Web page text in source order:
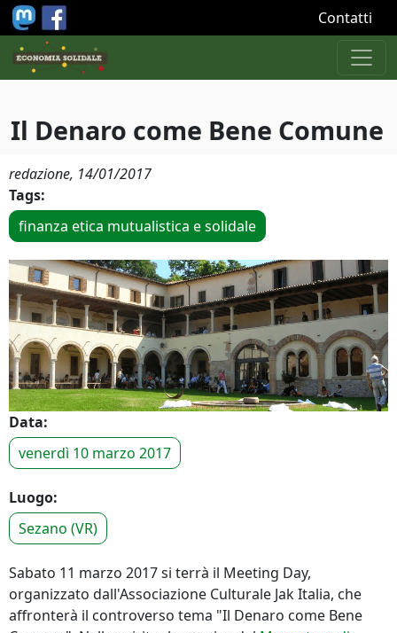
Salta al contenuto principale Contatti
Il Denaro come Bene Comune
redazione, 14/01/2017
Tags:
finanza etica mutualistica e solidale
Data:
venerdì 10 marzo 2017
Luogo:
Sezano (VR)
Sabato 11 marzo 2017 si terrà il Meeting Day,
organizzato dall'Associazione Culturale Jak Italia, che
affronterà il controverso tema "Il Denaro come Bene